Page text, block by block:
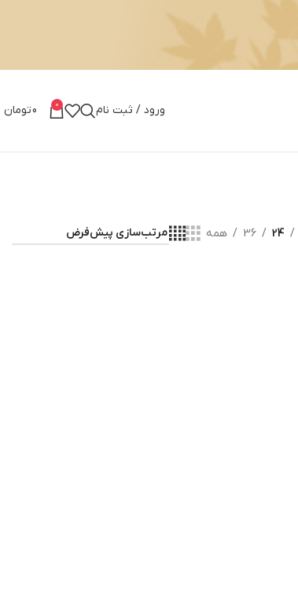
ورود / ثبت نام 0
0تومان
24
36 همه